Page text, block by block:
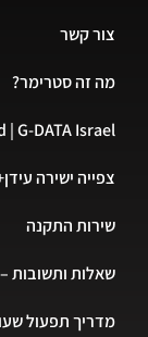
צור קשר
מה זה סטרימר?
G-DATA Israel
צפייה ישירה
שירות התקנה
שאלות ותשובות
מדריך תפעול